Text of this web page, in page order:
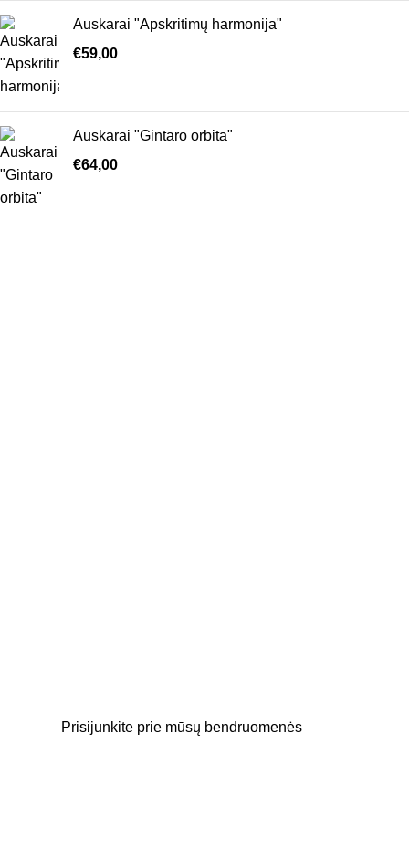
Auskarai "Apskritimų harmonija"
€59,00
Auskarai "Gintaro orbita"
€64,00
Prisijunkite prie mūsų bendruomenės